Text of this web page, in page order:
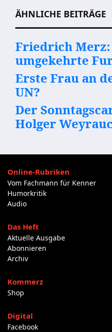
ÄHNLICHE BEITRÄGE
Friedrich Merz:
umgekehrte
Erste Frau an
UN?
Der
Holger
Online-Rubriken
Vom Fachmann für Kenner
Humorkritik
Audio
Das Heft
Aktuelle Ausgabe
Abonnieren
Archiv
Kommerz
Shop
Digital
Facebook